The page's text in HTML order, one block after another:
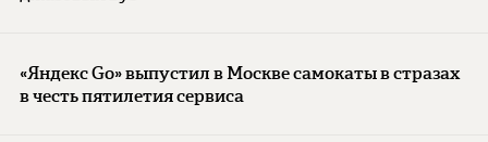
«Яндекс Go» выпустил в Москве самокаты в стразах
в честь пятилетия сервиса